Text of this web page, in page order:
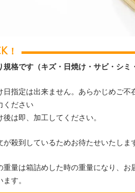
！
規格です（キズ・日焼け・サビ・シミ
日指定は出来ません。あらかじめご
ください
後は即、加工してください。
が殺到しているためお待たせいたしま
重量は箱詰めした時の重量になり、
す。